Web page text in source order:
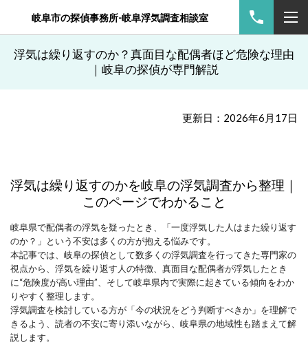
岐阜市の探偵事務所-岐阜浮気調査相談室
浮気は繰り返すのか？真面目な配偶者ほど危険な理由
｜岐阜の探偵が専門解説
更新日：2026年6月17日
浮気は繰り返すのかを岐阜の浮気調査から整理｜
このページでわかること
岐阜県で配偶者の浮気を疑ったとき、「一度浮気した人はまた繰り返す
のか？」という不安は多くの方が抱える悩みです。
本記事では、岐阜の探偵として数多くの浮気調査を行ってきた専門家の
視点から、浮気を繰り返す人の特徴、真面目な配偶者が浮気したとき
に“危険度が高い理由”、そして岐阜県内で実際に起きている傾向をわか
りやすく整理します。
浮気調査を検討している方が「今の状況をどう判断すべきか」を理解で
きるよう、読者の不安に寄り添いながら、岐阜県の地域性も踏まえて解
説します。